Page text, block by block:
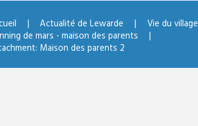
Actualité de Lewarde
Vie du village
de mars - maison des parents
Maison des parents 2